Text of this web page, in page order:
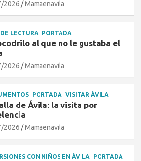
2026 Mamaenavila
LECTURA PORTADA
al que no le gustaba el
2026 Mamaenavila
PORTADA VISITAR ÁVILA
de Ávila: la visita por
2026 Mamaenavila
CON NIÑOS EN ÁVILA PORTADA